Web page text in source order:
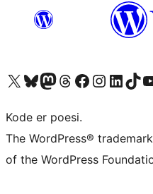
Besøg vores X (tidligere Twitter) konto
Besøg vores Bluesky-konto
Besøg vores Mastodon konto
Besøg vores Threads-konto
Besøg vores Facebook sideBesøg vores Instagram konto
Besøg vores LinkedIn konto
Besøg vores
Kode er poesi.
The WordPress®
of the WordPress